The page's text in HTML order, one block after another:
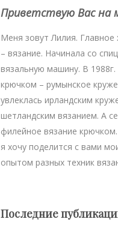
Приветствую Вас на
Меня зовут Лилия.
– вязание. Начинала со
вязальную машину. В
крючком – румынское
увлеклась ирландским
шетландским вязанием. А
филейное вязание
я хочу поделится с вами
опытом разных техник
Последние